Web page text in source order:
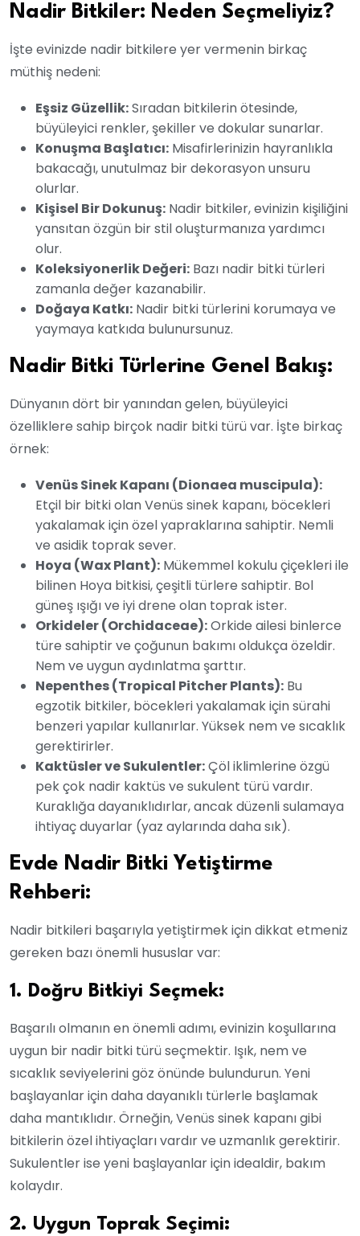
Nadir Bitkiler: Neden Seçmeliyiz?
İşte evinizde nadir bitkilere yer vermenin birkaç
müthiş nedeni:
Eşsiz Güzellik:Sıradan bitkilerin ötesinde,
büyüleyici renkler, şekiller ve dokular sunarlar.
Konuşma Başlatıcı: Misafirlerinizin hayranlıkla
bakacağı, unutulmaz bir dekorasyon unsuru
olurlar.
Kişisel Bir Dokunuş: Nadir bitkiler, evinizin kişiliğini
yansıtan özgün bir stil oluşturmanıza yardımcı
olur.
Koleksiyonerlik Değeri: Bazı nadir bitki türleri
zamanla değer kazanabilir.
Doğaya Katkı: Nadir bitki türlerini korumaya ve
yaymaya katkıda bulunursunuz.
Nadir Bitki Türlerine Genel Bakış:
Dünyanın dört bir yanından gelen, büyüleyici
özelliklere sahip birçok nadir bitki türü var. İşte birkaç
örnek:
Venüs Sinek Kapanı (Dionaea muscipula):
Etçil bir bitki olan Venüs sinek kapanı, böcekleri
yakalamak için özel yapraklarına sahiptir. Nemli
ve asidik toprak sever.
Hoya (Wax Plant): Mükemmel kokulu çiçekleri ile
bilinen Hoya bitkisi, çeşitli türlere sahiptir. Bol
güneş ışığı ve iyi drene olan toprak ister.
Orkideler (Orchidaceae):Orkide ailesi binlerce
türe sahiptir ve çoğunun bakımı oldukça özeldir.
Nem ve uygun aydınlatma şarttır.
Nepenthes (Tropical Pitcher Plants): Bu
egzotik bitkiler, böcekleri yakalamak için sürahi
benzeri yapılar kullanırlar. Yüksek nem ve sıcaklık
gerektirirler.
Kaktüsler ve Sukulentler:Çöl iklimlerine özgü
pek çok nadir kaktüs ve sukulent türü vardır.
Kuraklığa dayanıklıdırlar, ancak düzenli sulamaya
ihtiyaç duyarlar (yaz aylarında daha sık).
Evde Nadir Bitki Yetiştirme
Rehberi:
Nadir bitkileri başarıyla yetiştirmek için dikkat etmeniz
gereken bazı önemli hususlar var:
1. Doğru Bitkiyi Seçmek:
Başarılı olmanın en önemli adımı, evinizin koşullarına
uygun bir nadir bitki türü seçmektir. Işık, nem ve
sıcaklık seviyelerini göz önünde bulundurun. Yeni
başlayanlar için daha dayanıklı türlerle başlamak
daha mantıklıdır. Örneğin, Venüs sinek kapanı gibi
bitkilerin özel ihtiyaçları vardır ve uzmanlık gerektirir.
Sukulentler ise yeni başlayanlar için idealdir, bakım
kolaydır.
2. Uygun Toprak Seçimi: